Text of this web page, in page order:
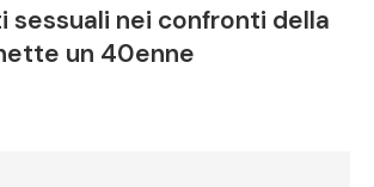
sessuali nei confronti della
un 40enne